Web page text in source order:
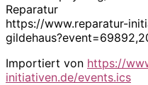
Reparatur
https://www.reparatur-
Importiert von https://
initiativen.de/events.ics